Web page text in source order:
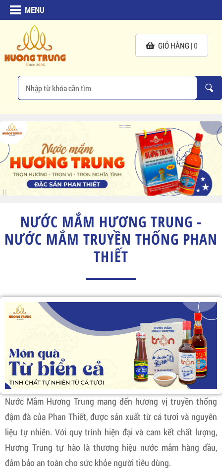
MENU
GIỎ HÀNG |0
NƯỚC MẮM HƯƠNG TRUNG -
NƯỚC MẮM TRUYỀN THỐNG PHAN
THIẾT
Nước Mắm Hương Trung mang đến hương vị truyền thống
đậm đà của Phan Thiết, được sản xuất từ cá tươi và nguyên
liệu tự nhiên. Với quy trình hiện đại và cam kết chất lượng,
Hương Trung tự hào là thương hiệu nước mắm hàng đầu,
đảm bảo an toàn cho sức khỏe người tiêu dùng.